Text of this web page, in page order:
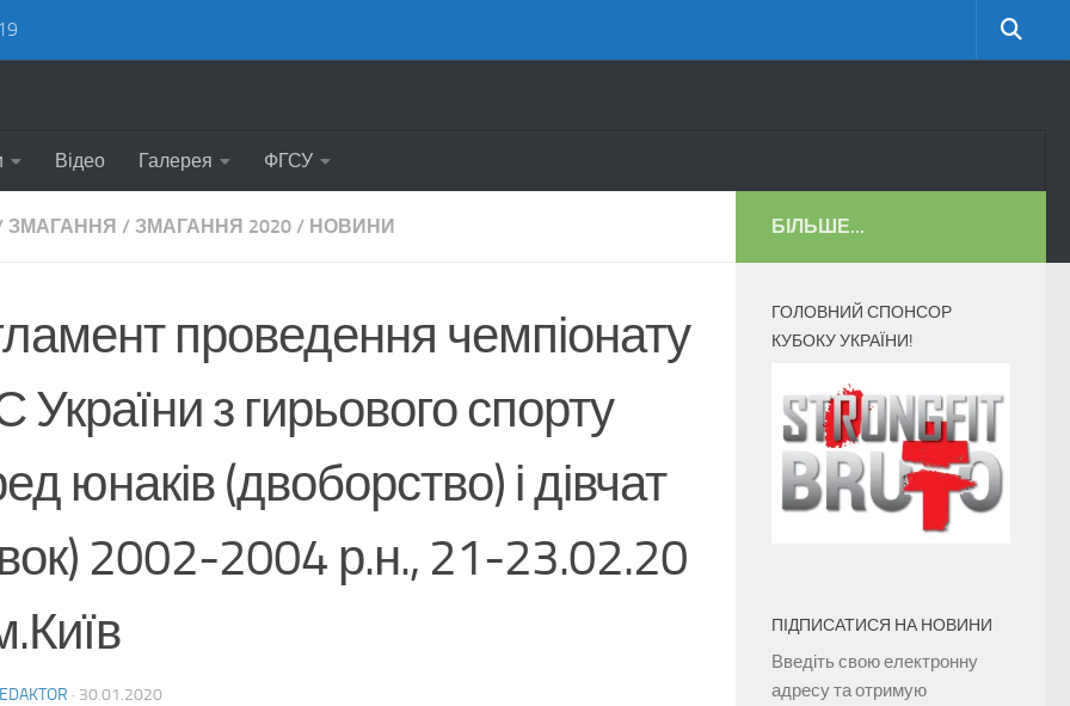
Відео Галерея ФГСУ
ЗМАГАННЯ / ЗМАГАННЯ 2020 / НОВИНИ
проведення чемпіонату
України з гирьового спорту
юнаків (двоборство) і дівчат
2002-2004 р.н., 21-23.02.20
· 30.01.2020
БІЛЬШЕ...
ГОЛОВНИЙ СПОНСОР
КУБОКУ УКРАЇНИ!
ПІДПИСАТИСЯ НА НОВИНИ
Введіть свою електронну
адресу та отримую